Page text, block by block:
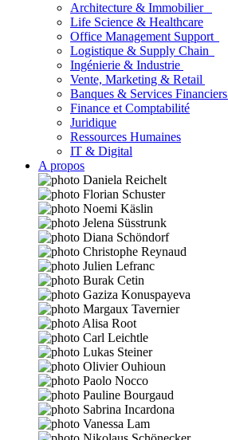
Architecture & Immobilier
Life Science & Healthcare
Office Management Support
Logistique & Supply Chain
Ingénierie & Industrie
Vente, Marketing & Retail
Banques & Services Financiers
Finance et Comptabilité
Juridique
Ressources Humaines
IT & Digital
A propos